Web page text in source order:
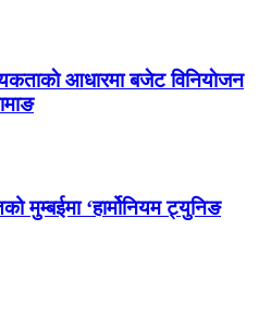
आधारमा बजेट विनियाेजन
मुम्बईमा ‘हार्मोनियम ट्युनिङ